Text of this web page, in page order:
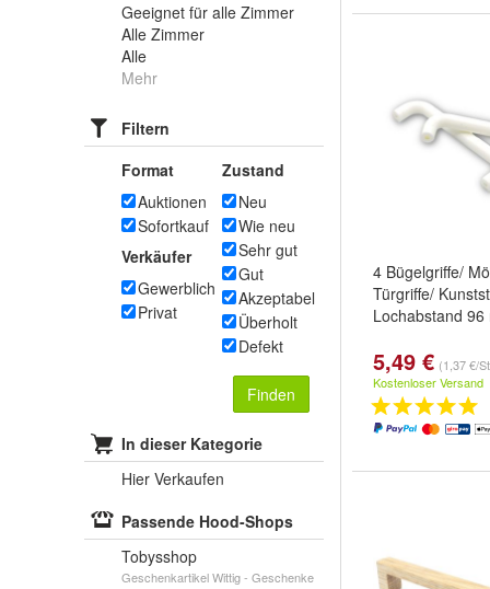
Geeignet für alle Zimmer
Alle Zimmer
Alle
Mehr
Filtern
Format
Auktionen
Sofortkauf
Verkäufer
Gewerblich
Privat
Zustand
Neu
Wie neu
Sehr gut
Gut
Akzeptabel
Überholt
Defekt
Finden
In dieser Kategorie
Hier Verkaufen
Passende Hood-Shops
Tobysshop
Geschenkartikel Wittig - Geschenke
4 Bügelgriffe/
Türgriffe/
Lochabstand 96
5,49 € (1,37 €/
Kostenloser Versand